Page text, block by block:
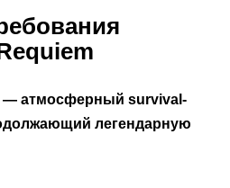
— атмосферный survival-
легендарную